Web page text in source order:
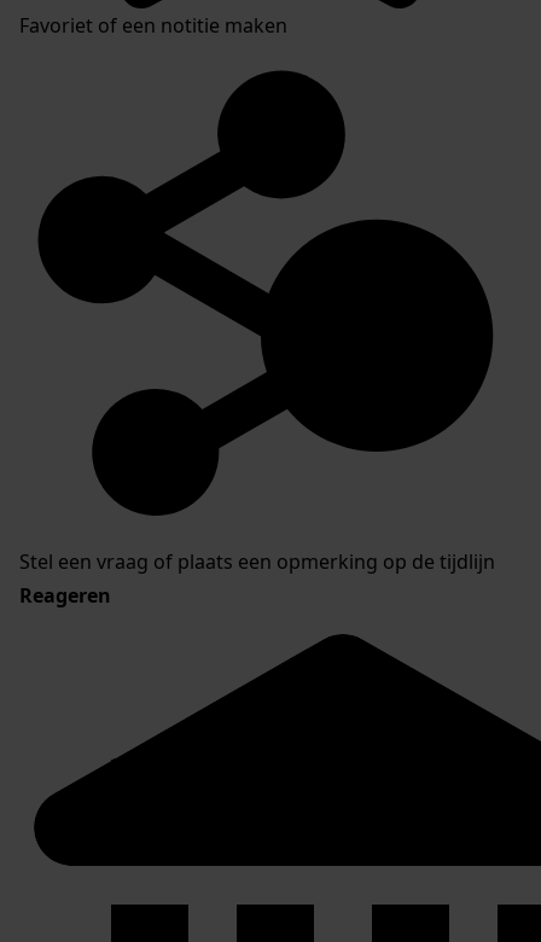
Favoriet of een notitie maken
Stel een vraag of plaats een opmerking op de tijdlijn
Reageren